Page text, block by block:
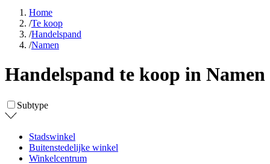
Home
/Te koop
/Handelspand
/Namen
Handelspand te koop in Namen
Subtype
Stadswinkel
Buitenstedelijke winkel
Winkelcentrum